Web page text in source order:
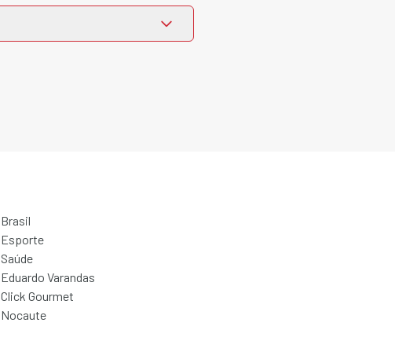
Brasil
Esporte
Saúde
Eduardo Varandas
Click Gourmet
Nocaute